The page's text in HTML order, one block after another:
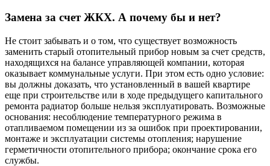
Замена за счет ЖКХ. А почему бы и нет?
Не стоит забывать и о том, что существует возможность
заменить старый отопительный прибор новым за счет средств,
находящихся на балансе управляющей компании, которая
оказывает коммунальные услуги. При этом есть одно условие:
вы должны доказать, что установленный в вашей квартире
еще при строительстве или в ходе предыдущего капитального
ремонта радиатор больше нельзя эксплуатировать. Возможные
основания: несоблюдение температурного режима в
отапливаемом помещении из за ошибок при проектировании,
монтаже и эксплуатации системы отопления; нарушение
герметичности отопительного прибора; окончание срока его
службы.